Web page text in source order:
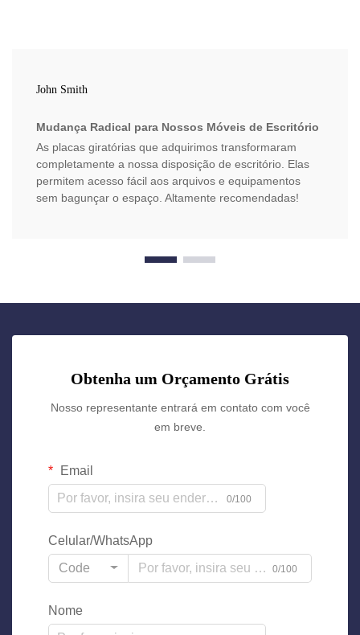
John Smith
Mudança Radical para Nossos Móveis de Escritório
As placas giratórias que adquirimos transformaram
completamente a nossa disposição de escritório. Elas
permitem acesso fácil aos arquivos e equipamentos
sem bagunçar o espaço. Altamente recomendadas!
Obtenha um Orçamento Grátis
Nosso representante entrará em contato com você
em breve.
Email
0/100
Celular/WhatsApp
Code
0/100
Nome